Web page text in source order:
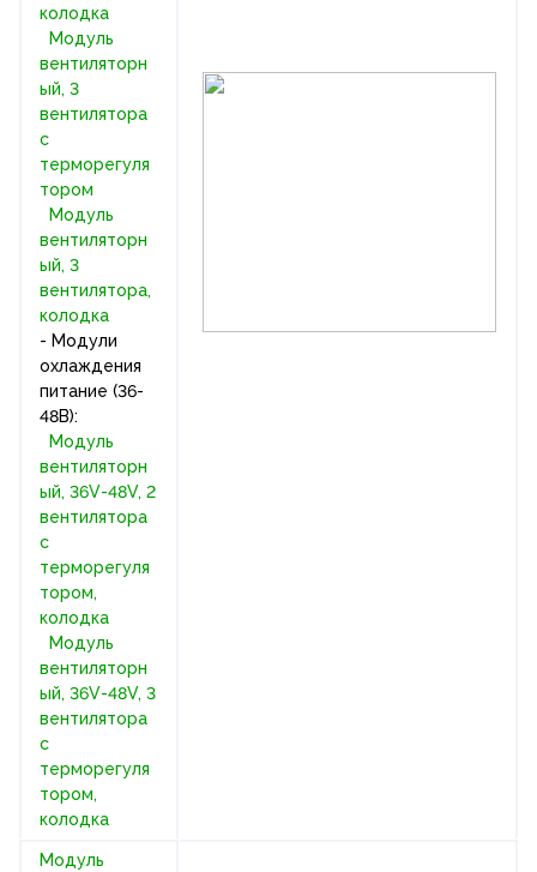
колодка
Модуль
вентиляторн
ый, 3
вентилятора
с
терморегуля
тором
Модуль
вентиляторн
ый, 3
вентилятора,
колодка
- Модули
охлаждения
питание (36-
48В):
Модуль
вентиляторн
ый, 36V-48V, 2
вентилятора
с
терморегуля
тором,
колодка
Модуль
вентиляторн
ый, 36V-48V, 3
вентилятора
с
терморегуля
тором,
колодка
Модуль